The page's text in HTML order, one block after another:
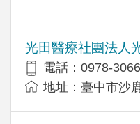
光田醫療社團法人
電話：0978-
地址：臺中市沙